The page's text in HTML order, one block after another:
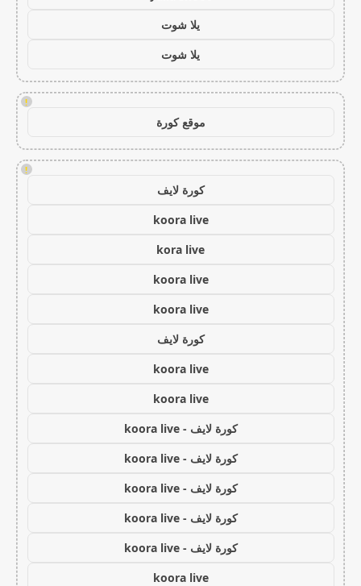
يلا شوت
يلا شوت
!
موقع كورة
!
كورة لايف
koora live
kora live
koora live
koora live
كورة لايف
koora live
koora live
كورة لايف - koora live
كورة لايف - koora live
كورة لايف - koora live
كورة لايف - koora live
كورة لايف - koora live
koora live